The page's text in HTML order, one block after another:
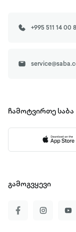
+995 511 14 00
ჩამოტვირთე საბა
გამოგვყევი